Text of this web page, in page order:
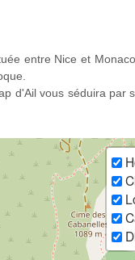
entre Nice et
d'Ail vous séduira par